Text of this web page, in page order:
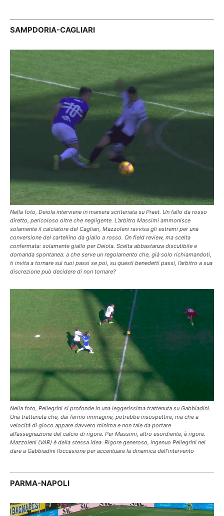
SAMPDORIA-CAGLIARI
Nella foto, Deiola interviene in maniera scriteriata su Praet. Un fallo da rosso
diretto, pericoloso oltre che negligente. L’arbitro Massimi ammonisce
solamente il calciatore del Cagliari, Mazzoleni ravvisa gli estremi per una
conversione del cartellino da giallo a rosso. On field review, ma scelta
confermata: solamente giallo per Deiola. Scelta abbastanza discutibile e
domanda spontanea: a che serve un regolamento che, già solo richiamandoti,
ti invita a tornare sui tuoi passi se poi, su questi benedetti passi, l’arbitro a sua
discrezione può decidere di non tornare?
Nella foto, Pellegrini si profonde in una leggerissima trattenuta su Gabbiadini.
Una trattenuta che, dai fermo immagine, potrebbe insospettire, ma che a
velocità di gioco appare davvero minima e non tale da portare
all’assegnazione del calcio di rigore. Per Massimi, altro esordiente, è rigore.
Mazzoleni (VAR) è della stessa idea. Rigore generoso, ingenuo Pellegrini nel
dare a Gabbiadini l’occasione per accentuare la dinamica dell’intervento
PARMA-NAPOLI